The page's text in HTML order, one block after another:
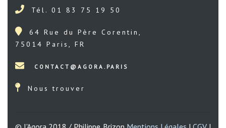
Tél. 01 83 75 19 50
64 Rue du Père Corentin,
75014 Paris, FR
Nous trouver